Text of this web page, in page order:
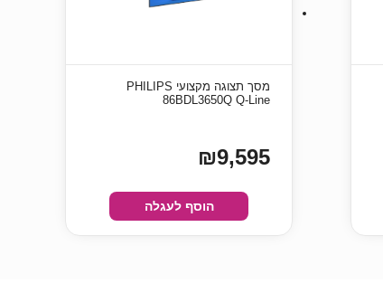
מסך תצוגה מקצועי PHILIPS
86BDL3650Q Q-Line
₪9,595
הוסף לעגלה